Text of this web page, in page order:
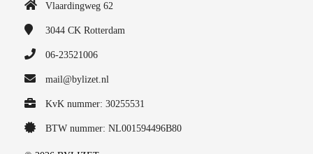
Vlaardingweg 62
3044 CK Rotterdam
06-23521006
mail@bylizet.nl
KvK nummer: 30255531
BTW nummer: NL001594496B80